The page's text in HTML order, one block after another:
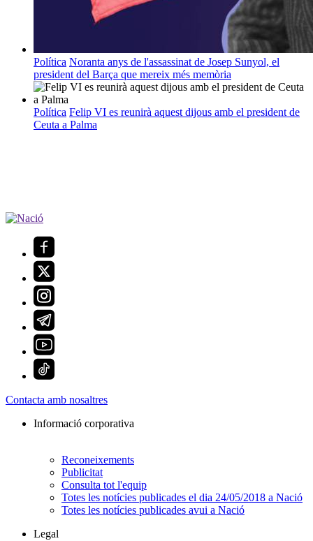
Política Noranta anys de l'assassinat de Josep Sunyol, el
president del Barça que mereix més memòria
Política Felip VI es reunirà aquest dijous amb el president de
Ceuta a Palma
Contacta amb nosaltres
Informació corporativa
Reconeixements
Publicitat
Consulta tot l'equip
Totes les notícies publicades el dia 24/05/2018 a Nació
Totes les notícies publicades avui a Nació
Legal